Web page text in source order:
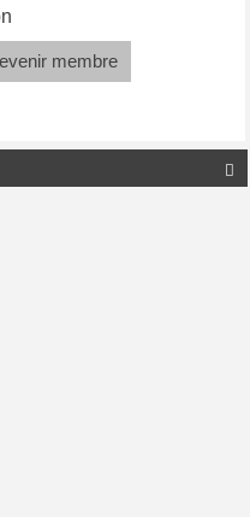

membre